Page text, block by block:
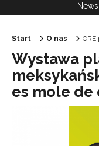
Start O nas ORE
Wystawa
es mole de